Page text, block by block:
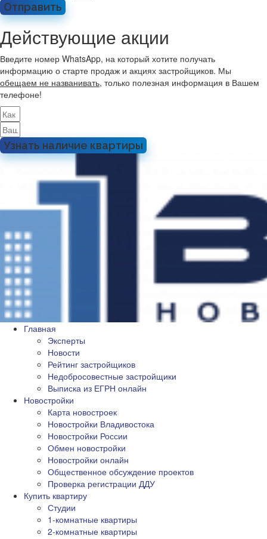
Отправить
Действующие акции
Введите номер WhatsApp, на который хотите получать
информацию о старте продаж и акциях застройщиков. Мы
обещаем не названивать, только полезная информация в Вашем
телефоне!
Узнать наличие квартиры
Главная
Эксперты
Новости
Рейтинг застройщиков
Недобросовестные застройщики
Выписка из ЕГРН онлайн
Новостройки
Карта новостроек
Новостройки Владивостока
Новостройки России
Обмен новостройки
Новостройки онлайн
Общественное обсуждение проектов
Проверка регистрации ДДУ
Купить квартиру
Студии
1-комнатные квартиры
2-комнатные квартиры